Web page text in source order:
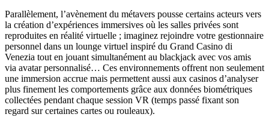
Parallèlement, l’avènement du métavers pousse certains acteurs vers
la création d’expériences immersives où les salles privées sont
reproduites en réalité virtuelle ; imaginez rejoindre votre gestionnaire
personnel dans un lounge virtuel inspiré du Grand Casino di
Venezia tout en jouant simultanément au blackjack avec vos amis
via avatar personnalisé… Ces environnements offrent non seulement
une immersion accrue mais permettent aussi aux casinos d’analyser
plus finement les comportements grâce aux données biométriques
collectées pendant chaque session VR (temps passé fixant son
regard sur certaines cartes ou rouleaux).